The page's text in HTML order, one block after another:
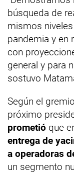
búsqueda de
mismos
pandemia y en
con
general y para
sostuvo
Según el
próximo
prometió que
entrega de
a operadoras
un segmento